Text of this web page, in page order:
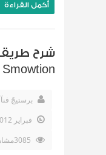
أكمل القراءة
شرح
Smowtion
برستيجً
فبراير 16th, 2012